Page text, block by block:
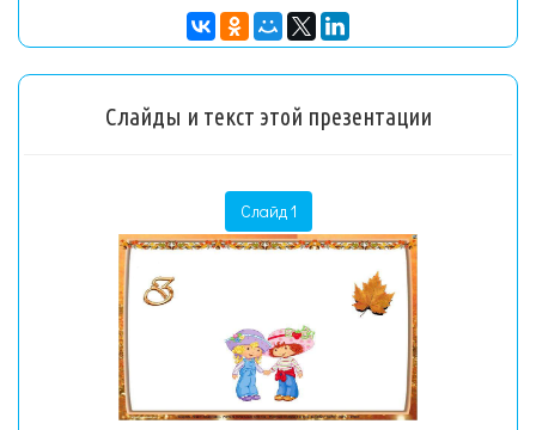
Слайды и текст этой презентации
Слайд 1